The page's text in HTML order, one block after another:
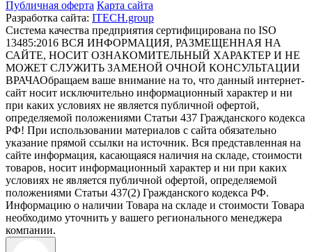
Публичная оферта Карта сайта
Разработка сайта: ITECH.group
Система качества предприятия сертифицирована по ISO
13485:2016 ВСЯ ИНФОРМАЦИЯ, РАЗМЕЩЕННАЯ НА
САЙТЕ, НОСИТ ОЗНАКОМИТЕЛЬНЫЙ ХАРАКТЕР И НЕ
МОЖЕТ СЛУЖИТЬ ЗАМЕНОЙ ОЧНОЙ КОНСУЛЬТАЦИИ
ВРАЧАОбращаем ваше внимание на то, что данный интернет-
сайт носит исключительно информационный характер и ни
при каких условиях не является публичной офертой,
определяемой положениями Статьи 437 Гражданского кодекса
РФ! При использовании материалов с сайта обязательно
указание прямой ссылки на источник. Вся представленная на
сайте информация, касающаяся наличия на складе, стоимости
товаров, носит информационный характер и ни при каких
условиях не является публичной офертой, определяемой
положениями Статьи 437(2) Гражданского кодекса РФ.
Информацию о наличии Товара на складе и стоимости Товара
необходимо уточнить у вашего регионального менеджера
компании.